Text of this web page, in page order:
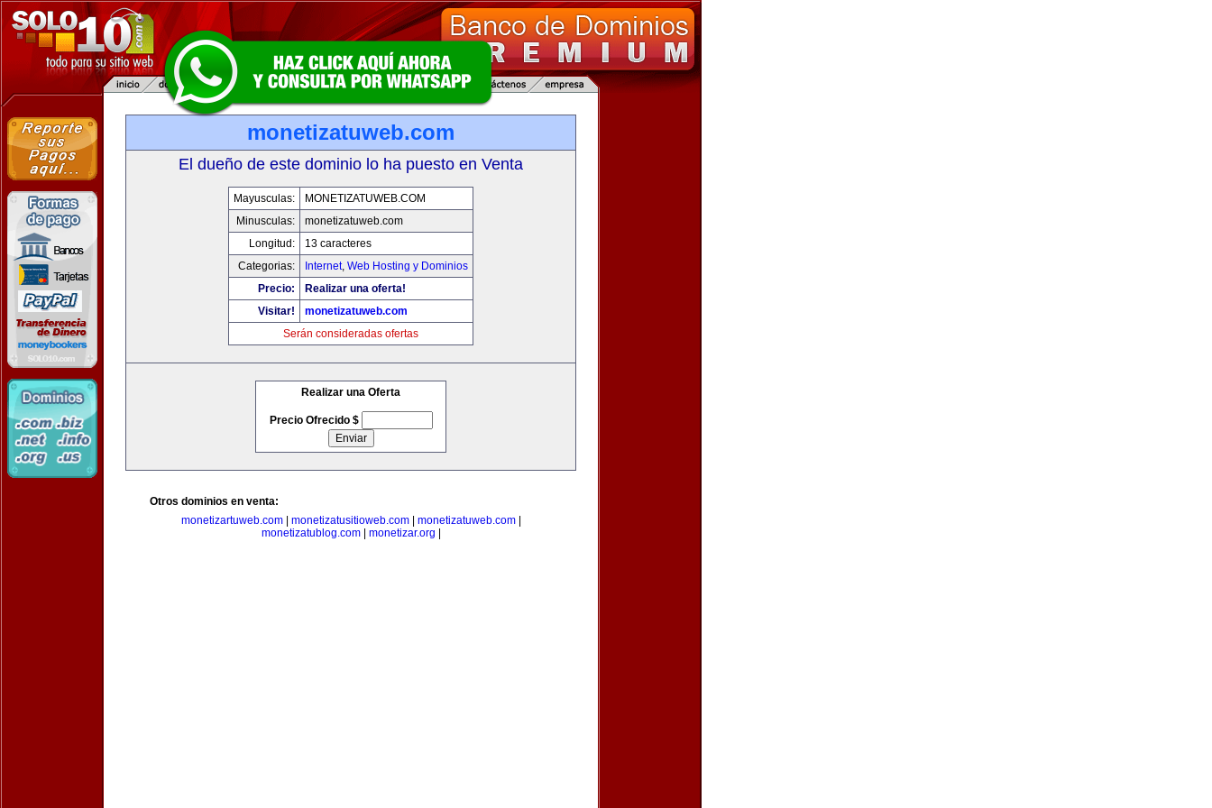
monetizatuweb.com
El dueño de este dominio lo ha puesto en Venta
Mayusculas:
MONETIZATUWEB.COM
Minusculas:
monetizatuweb.com
Longitud:
13 caracteres
Categorias:
Internet, Web Hosting y Dominios
Precio:
Realizar una oferta!
Visitar!
monetizatuweb.com
Serán consideradas ofertas
Realizar una Oferta
Precio Ofrecido $
Otros dominios en venta:
monetizartuweb.com| monetizatusitioweb.com| monetizatuweb.com|
monetizatublog.com| monetizar.org